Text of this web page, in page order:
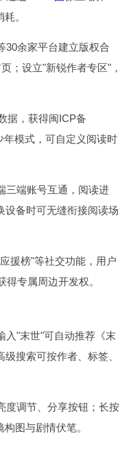
耗。
30余家平台建立版权合
；设立"新锐作者专区"，
据，获得闽ICP备
年模式，可自定义阅读时
三端账号互通，阅读进
设备时可无缝衔接阅读场
援榜"等社交功能，用户
专属周边开发权。
入"末世"可自动推荐《末
搜索可按作者、标签、
度调节、分享按钮；长按
图与剧情伏笔。